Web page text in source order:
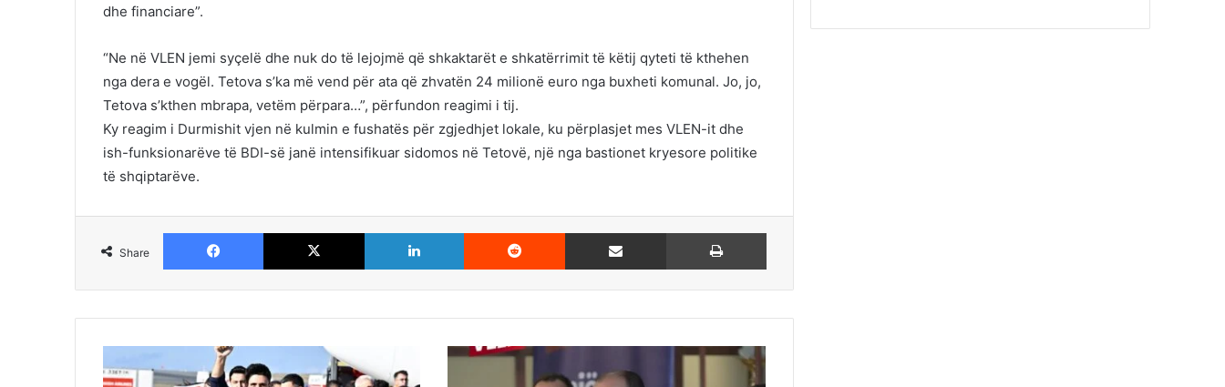
dhe financiare”.
“Ne në VLEN jemi syçelë dhe nuk do të lejojmë që shkaktarët e shkatërrimit të këtij qyteti të kthehen
nga dera e vogël. Tetova s’ka më vend për ata që zhvatën 24 milionë euro nga buxheti komunal. Jo, jo,
Tetova s’kthen mbrapa, vetëm përpara…”, përfundon reagimi i tij.
Ky reagim i Durmishit vjen në kulmin e fushatës për zgjedhjet lokale, ku përplasjet mes VLEN-it dhe
ish-funksionarëve të BDI-së janë intensifikuar sidomos në Tetovë, një nga bastionet kryesore politike
të shqiptarëve.
Share
Facebook X LinkedIn Reddit Share via Email